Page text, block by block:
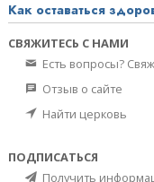
Как оставаться
СВЯЖИТЕСЬ С НАМИ
Есть вопросы?
Отзыв о сайте
Найти церковь
ПОДПИСАТЬСЯ
Получить